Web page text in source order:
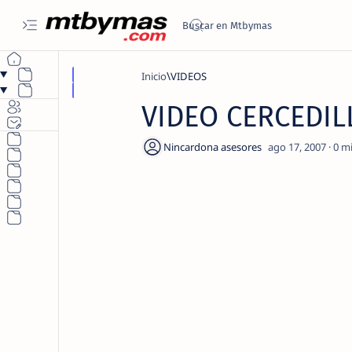
Inicio VIDEOS
VIDEO
0